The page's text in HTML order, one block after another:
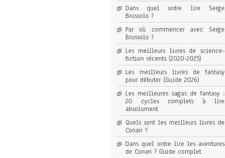
Dans quel ordre lire Serge
Brussolo ?
Par où commencer avec Serge
Brussolo ?
Les meilleurs livres de science-
fiction récents (2020-2025)
Les meilleurs livres de fantasy
pour débuter (Guide 2026)
Les meilleures sagas de fantasy :
20 cycles complets à lire
absolument
Quels sont les meilleurs livres de
Conan ?
Dans quel ordre lire les aventures
de Conan ? Guide complet